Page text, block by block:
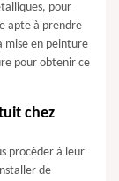
pour
apte à prendre
mise en peinture
pour obtenir ce
chez
procéder à leur
de